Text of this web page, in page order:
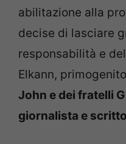
abilitazione alla
decise di lasciare
responsabilità e
Elkann,
John e dei fratelli
giornalista e